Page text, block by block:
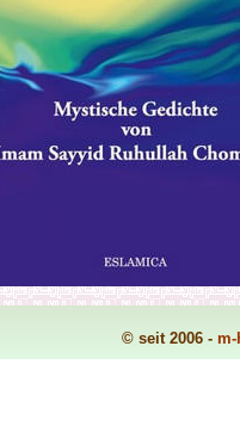
© seit 2006 - m-